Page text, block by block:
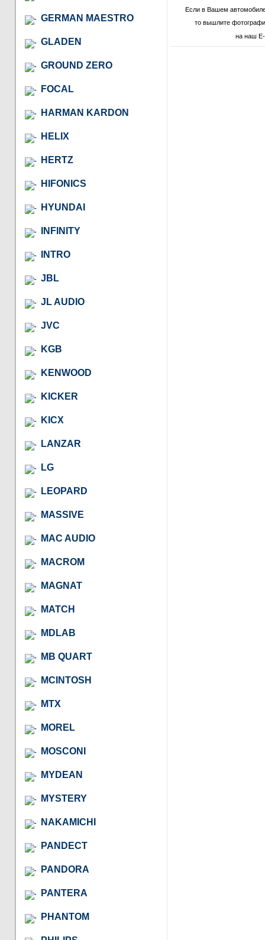
GERMAN MAESTRO
GLADEN
GROUND ZERO
FOCAL
HARMAN KARDON
HELIX
HERTZ
HIFONICS
HYUNDAI
INFINITY
INTRO
JBL
JL AUDIO
JVC
KGB
KENWOOD
KICKER
KICX
LANZAR
LG
LEOPARD
MASSIVE
MAC AUDIO
MACROM
MAGNAT
MATCH
MDLAB
MB QUART
MCINTOSH
MTX
MOREL
MOSCONI
MYDEAN
MYSTERY
NAKAMICHI
PANDECT
PANDORA
PANTERA
PHANTOM
Если в Вашем
то вышлите
на наш